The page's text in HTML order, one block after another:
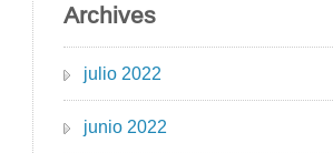
Archives
julio 2022
junio 2022